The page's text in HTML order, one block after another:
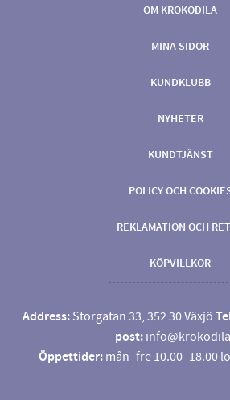
OM KROKODILA
MINA SIDOR
KUNDKLUBB
NYHETER
KUNDTJÄNST
POLICY OCH
REKLAMATION OCH
KÖPVILLKOR
Address: Storgatan 33, 352 30 Växjö
post:
Öppettider:mån–fre 10.00–18.00